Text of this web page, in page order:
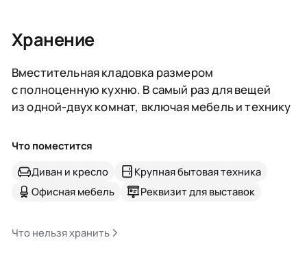
Хранение
Вместительная кладовка размером
с полноценную кухню. В самый раз для вещей
из одной-двух комнат, включая мебель и технику
Что поместится
Диван и кресло
Крупная бытовая техника
Офисная мебель
Реквизит для выставок
Что нельзя хранить